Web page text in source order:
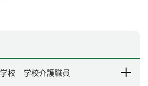
校 学校介護職員